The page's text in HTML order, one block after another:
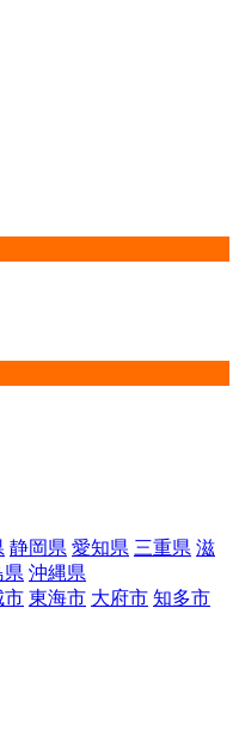
静岡県 愛知県 三重県 滋
県 沖縄県
市 東海市 大府市 知多市